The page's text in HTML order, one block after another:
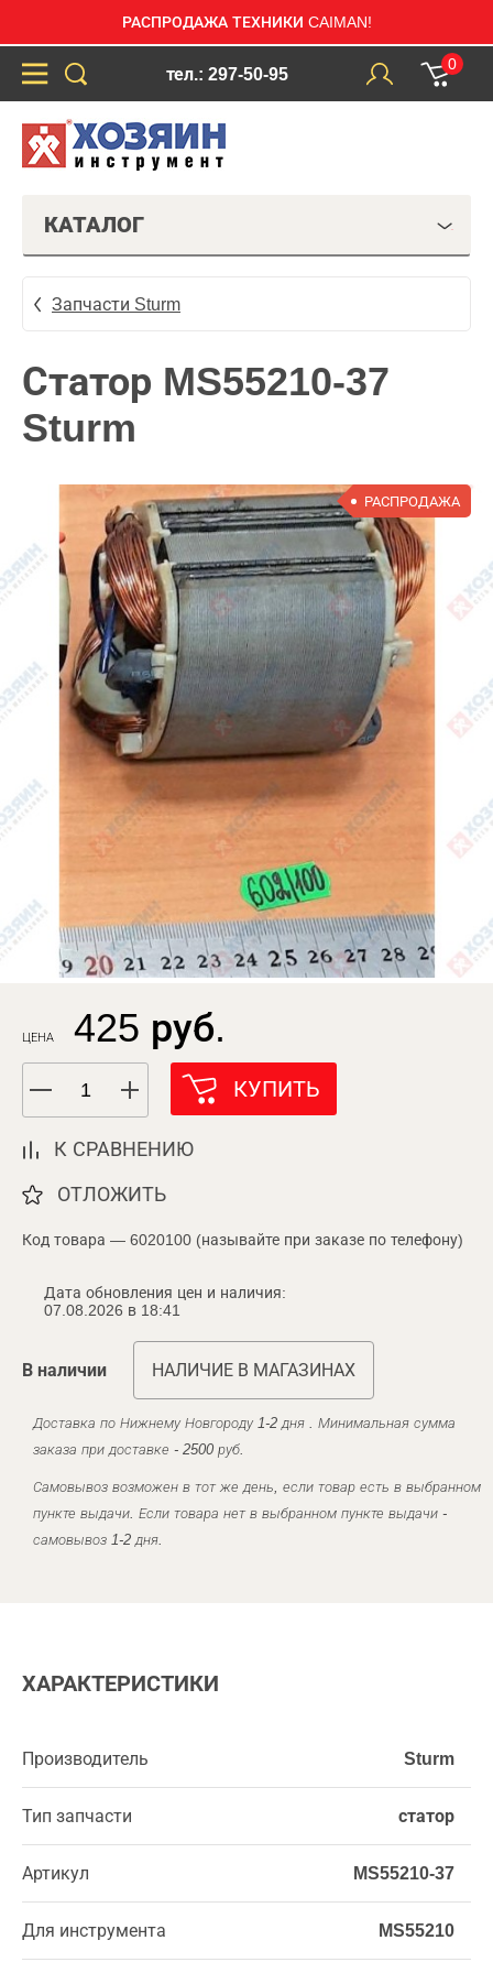
РАСПРОДАЖА ТЕХНИКИ CAIMAN!
тел.: 297-50-95
0
КАТАЛОГ
Запчасти Sturm
Статор MS55210-37
Sturm
РАСПРОДАЖА
ЦЕНА 425 руб.
КУПИТЬ
К СРАВНЕНИЮ
ОТЛОЖИТЬ
Код товара — 6020100 (называйте при заказе по телефону)
Дата обновления цен и наличия:
07.08.2026 в 18:41
В наличии НАЛИЧИЕ В МАГАЗИНАХ
Доставка по Нижнему Новгороду 1-2 дня . Минимальная сумма
заказа при доставке - 2500 руб.
Самовывоз возможен в тот же день, если товар есть в выбранном
пункте выдачи. Если товара нет в выбранном пункте выдачи -
самовывоз 1-2 дня.
ХАРАКТЕРИСТИКИ
Производитель Sturm
Тип запчасти статор
Артикул MS55210-37
Для инструмента MS55210